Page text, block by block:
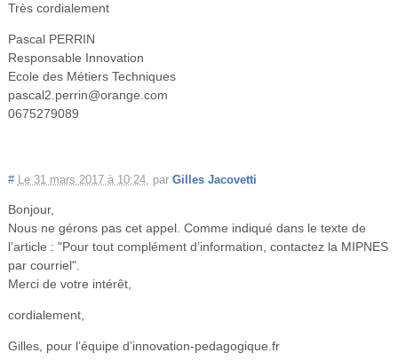
Très cordialement
Pascal PERRIN
Responsable Innovation
Ecole des Métiers Techniques
pascal2.perrin@orange.com
0675279089
# Le 31 mars 2017 à 10:24, par Gilles Jacovetti
Bonjour,
Nous ne gérons pas cet appel. Comme indiqué dans le texte de
l’article : "Pour tout complément d’information, contactez la MIPNES
par courriel".
Merci de votre intérêt,
cordialement,
Gilles, pour l’équipe d’innovation-pedagogique.fr